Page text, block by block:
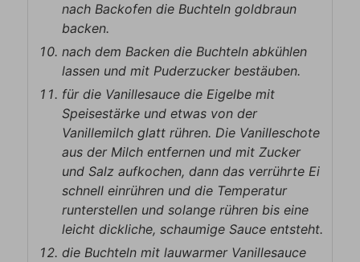
nach Backofen die Buchteln goldbraun
backen.
nach dem Backen die Buchteln abkühlen
lassen und mit Puderzucker bestäuben.
für die Vanillesauce die Eigelbe mit
Speisestärke und etwas von der
Vanillemilch glatt rühren. Die Vanilleschote
aus der Milch entfernen und mit Zucker
und Salz aufkochen, dann das verrührte Ei
schnell einrühren und die Temperatur
runterstellen und solange rühren bis eine
leicht dickliche, schaumige Sauce entsteht.
die Buchteln mit lauwarmer Vanillesauce